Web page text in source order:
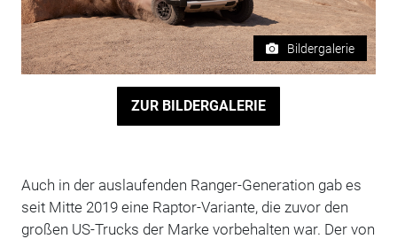
Bildergalerie
ZUR BILDERGALERIE
Auch in der auslaufenden Ranger-Generation gab es
seit Mitte 2019 eine Raptor-Variante, die zuvor den
großen US-Trucks der Marke vorbehalten war. Der von